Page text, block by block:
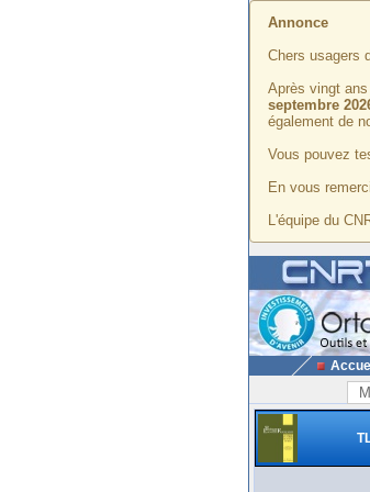
Annonce
Chers usagers
Après vingt
septembre
également de
Vous pouvez
En vous
L'équipe du